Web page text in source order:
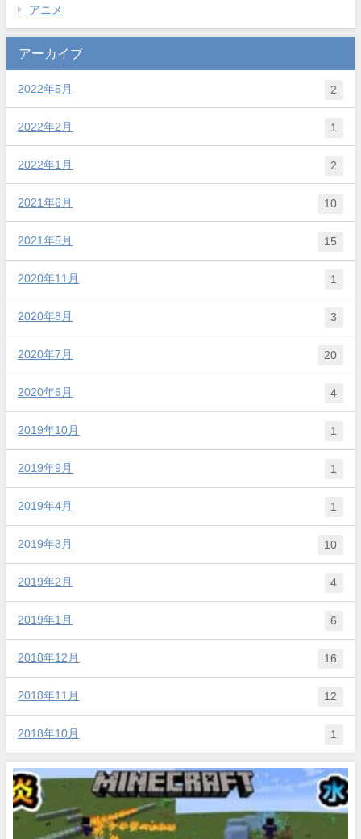
アニメ
アーカイブ
2022年5月 2
2022年2月 1
2022年1月 2
2021年6月 10
2021年5月 15
2020年11月 1
2020年8月 3
2020年7月 20
2020年6月 4
2019年10月 1
2019年9月 1
2019年4月 1
2019年3月 10
2019年2月 4
2019年1月 6
2018年12月 16
2018年11月 12
2018年10月 1